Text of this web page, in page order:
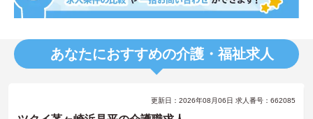
あなたにおすすめの介護・福祉求人
更新日：2026年08月06日 求人番号：662085